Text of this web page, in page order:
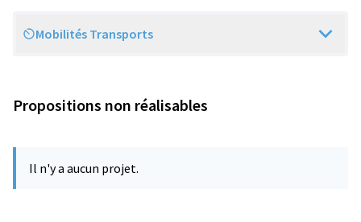
Scope
Mobilités Transports
Propositions non réalisables
Il n'y a aucun projet.